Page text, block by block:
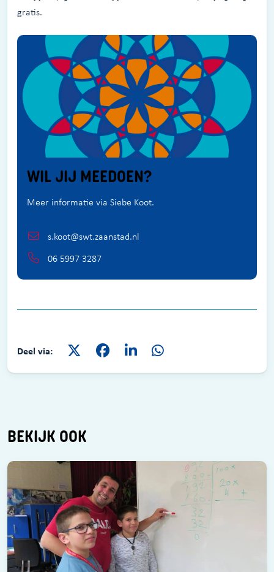
gratis.
WIL JIJ MEEDOEN?
Meer informatie via Siebe Koot.
s.koot@swt.zaanstad.nl
06 5997 3287
Deel via:
BEKIJK OOK